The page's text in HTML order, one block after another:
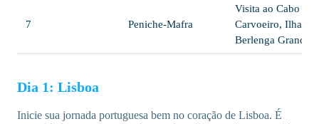
7 Peniche-Mafra
Visita ao Cabo
Carvoeiro, Ilha da
Berlenga Grande
Dia 1: Lisboa
Inicie sua jornada portuguesa bem no coração de Lisboa. É